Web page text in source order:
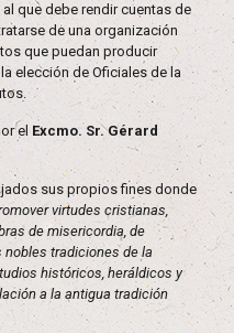
que debe rendir cuentas de
de una organización
que puedan producir
elección de Oficiales de la
el Excmo. Sr. Gérard
sus propios fines donde
virtudes cristianas,
de misericordia, de
nobles tradiciones de la
históricos, heráldicos y
a la antigua tradición